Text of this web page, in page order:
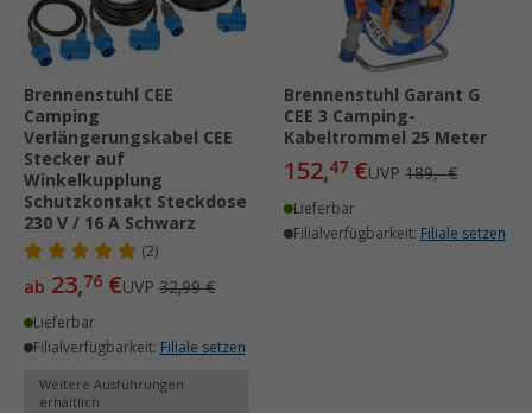
Brennenstuhl CEE
Camping
Verlängerungskabel CEE
Stecker auf
Winkelkupplung
Schutzkontakt Steckdose
230 V / 16 A Schwarz
(2)
ab 23,76 €UVP 32,99 €
Lieferbar
Filialverfügbarkeit: Filiale setzen
Weitere Ausführungen
erhältlich
Brennenstuhl Garant G
CEE 3 Camping-
Kabeltrommel 25 Meter
152,47 €UVP 189,- €
Lieferbar
Filialverfügbarkeit: Filiale setzen